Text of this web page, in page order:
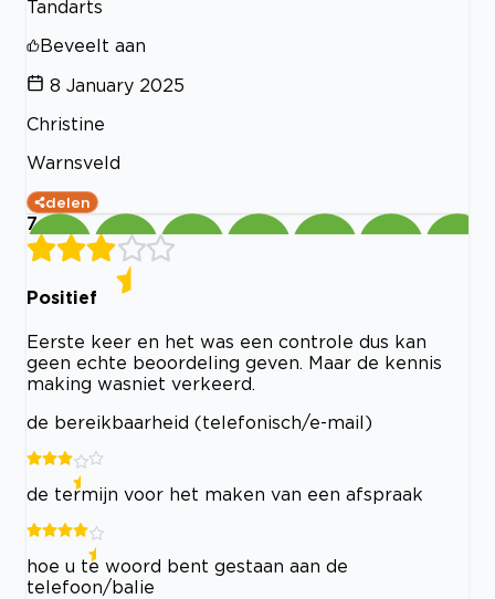
Tandarts
Beveelt aan
8 January 2025
Christine
Warnsveld
delen
7
Positief
Eerste keer en het was een controle dus kan
geen echte beoordeling geven. Maar de kennis
making wasniet verkeerd.
de bereikbaarheid (telefonisch/e-mail)
de termijn voor het maken van een afspraak
hoe u te woord bent gestaan aan de
telefoon/balie